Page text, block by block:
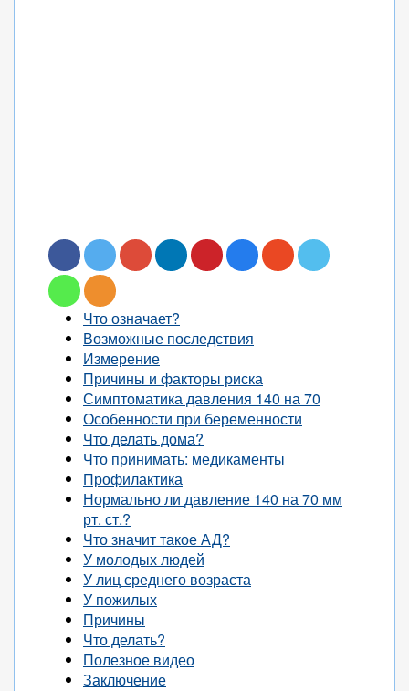
Что означает?
Возможные последствия
Измерение
Причины и факторы риска
Симптоматика давления 140 на 70
Особенности при беременности
Что делать дома?
Что принимать: медикаменты
Профилактика
Нормально ли давление 140 на 70 мм
рт. ст.?
Что значит такое АД?
У молодых людей
У лиц среднего возраста
У пожилых
Причины
Что делать?
Полезное видео
Заключение